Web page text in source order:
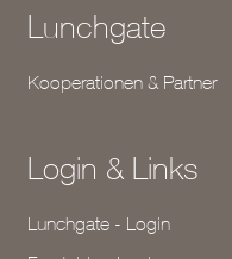
Lunchgate
Kooperationen & Partner
Login & Links
Lunchgate - Login